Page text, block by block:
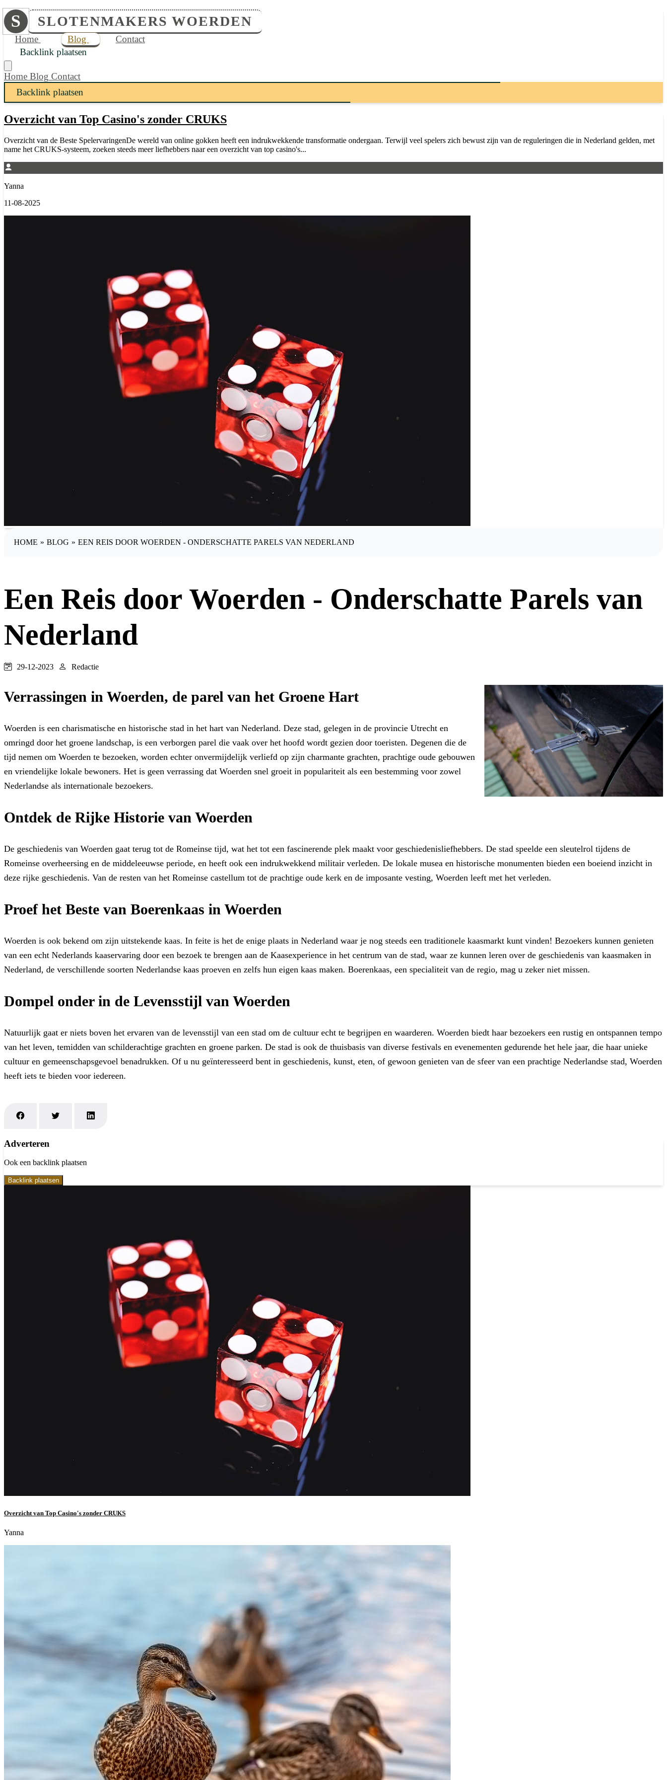
S SLOTENMAKERS WOERDEN
Home Blog
Contact
Backlink plaatsen
Home Blog Contact
Backlink plaatsen
Overzicht van Top Casino's zonder CRUKS
Overzicht van de Beste SpelervaringenDe wereld van online gokken heeft een indrukwekkende transformatie ondergaan. Terwijl veel spelers zich bewust zijn van de reguleringen die in Nederland gelden, met
name het CRUKS-systeem, zoeken steeds meer liefhebbers naar een overzicht van top casino's...
Yanna
11-08-2025
HOME » BLOG » EEN REIS DOOR WOERDEN - ONDERSCHATTE PARELS VAN NEDERLAND
Een Reis door Woerden - Onderschatte Parels van
Nederland
29-12-2023 Redactie
Verrassingen in Woerden, de parel van het Groene Hart
Woerden is een charismatische en historische stad in het hart van Nederland. Deze stad, gelegen in de provincie Utrecht en
omringd door het groene landschap, is een verborgen parel die vaak over het hoofd wordt gezien door toeristen. Degenen die de
tijd nemen om Woerden te bezoeken, worden echter onvermijdelijk verliefd op zijn charmante grachten, prachtige oude gebouwen
en vriendelijke lokale bewoners. Het is geen verrassing dat Woerden snel groeit in populariteit als een bestemming voor zowel
Nederlandse als internationale bezoekers.
Ontdek de Rijke Historie van Woerden
De geschiedenis van Woerden gaat terug tot de Romeinse tijd, wat het tot een fascinerende plek maakt voor geschiedenisliefhebbers. De stad speelde een sleutelrol tijdens de
Romeinse overheersing en de middeleeuwse periode, en heeft ook een indrukwekkend militair verleden. De lokale musea en historische monumenten bieden een boeiend inzicht in
deze rijke geschiedenis. Van de resten van het Romeinse castellum tot de prachtige oude kerk en de imposante vesting, Woerden leeft met het verleden.
Proef het Beste van Boerenkaas in Woerden
Woerden is ook bekend om zijn uitstekende kaas. In feite is het de enige plaats in Nederland waar je nog steeds een traditionele kaasmarkt kunt vinden! Bezoekers kunnen genieten
van een echt Nederlands kaaservaring door een bezoek te brengen aan de Kaasexperience in het centrum van de stad, waar ze kunnen leren over de geschiedenis van kaasmaken in
Nederland, de verschillende soorten Nederlandse kaas proeven en zelfs hun eigen kaas maken. Boerenkaas, een specialiteit van de regio, mag u zeker niet missen.
Dompel onder in de Levensstijl van Woerden
Natuurlijk gaat er niets boven het ervaren van de levensstijl van een stad om de cultuur echt te begrijpen en waarderen. Woerden biedt haar bezoekers een rustig en ontspannen tempo
van het leven, temidden van schilderachtige grachten en groene parken. De stad is ook de thuisbasis van diverse festivals en evenementen gedurende het hele jaar, die haar unieke
cultuur en gemeenschapsgevoel benadrukken. Of u nu geïnteresseerd bent in geschiedenis, kunst, eten, of gewoon genieten van de sfeer van een prachtige Nederlandse stad, Woerden
heeft iets te bieden voor iedereen.
Adverteren
Ook een backlink plaatsen
Backlink plaatsen
Overzicht van Top Casino's zonder CRUKS
Yanna